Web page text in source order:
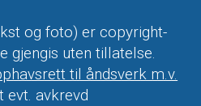
og foto) er copyright-
gjengis uten tillatelse.
til åndsverk m.v.
evt. avkrevd